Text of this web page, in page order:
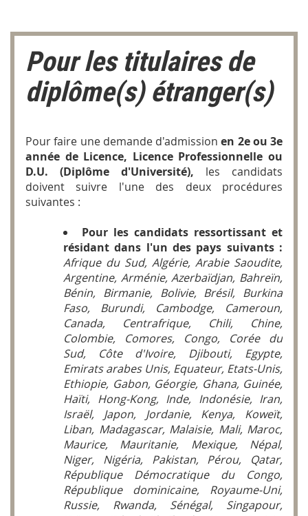
Pour les titulaires de
diplôme(s) étranger(s)
Pour faire une demande d'admissionen 2e ou 3e
année de Licence, Licence Professionnelle ou
D.U. (Diplôme d'Université), les candidats
doivent suivre l'une des deux procédures
suivantes :
Pour les candidats ressortissant et
résidant dans l'un des pays suivants :
Afrique du Sud, Algérie, Arabie Saoudite,
Argentine, Arménie, Azerbaïdjan, Bahreïn,
Bénin, Birmanie, Bolivie, Brésil, Burkina
Faso, Burundi, Cambodge, Cameroun,
Canada, Centrafrique, Chili, Chine,
Colombie, Comores, Congo, Corée du
Sud, Côte d'Ivoire, Djibouti, Egypte,
Emirats arabes Unis, Equateur, Etats-Unis,
Ethiopie, Gabon, Géorgie, Ghana, Guinée,
Haïti, Hong-Kong, Inde, Indonésie, Iran,
Israël, Japon, Jordanie, Kenya, Koweït,
Liban, Madagascar, Malaisie, Mali, Maroc,
Maurice, Mauritanie, Mexique, Népal,
Niger, Nigéria, Pakistan, Pérou, Qatar,
République Démocratique du Congo,
République dominicaine, Royaume-Uni,
Russie, Rwanda, Sénégal, Singapour,